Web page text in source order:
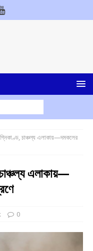
চাঞ্চল্য এলাকায়—দমকলের
এলাকায়—
0